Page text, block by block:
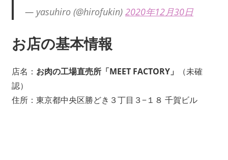
— yasuhiro (@hirofukin) 2020年12月30日
お店の基本情報
店名： お肉の工場直売所「MEET FACTORY」
（未確
認）
住所：東京都中央区勝どき３丁目３−１８ 千賀ビル